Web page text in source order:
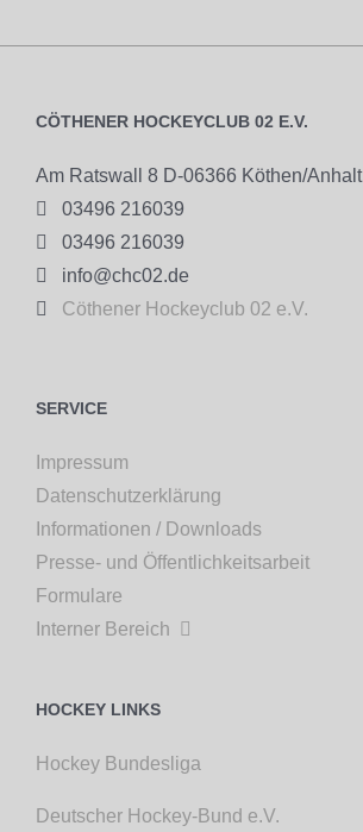
CÖTHENER HOCKEYCLUB 02 E.V.
Am Ratswall 8 D-06366 Köthen/Anhalt

03496 216039

03496 216039

info@chc02.de

Cöthener Hockeyclub 02 e.V.
SERVICE
Impressum
Datenschutzerklärung
Informationen / Downloads
Presse- und Öffentlichkeitsarbeit
Formulare
Interner Bereich

HOCKEY LINKS
Hockey Bundesliga
Deutscher Hockey-Bund e.V.